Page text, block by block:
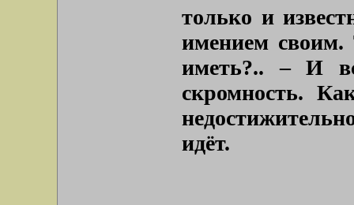
только и
имением
иметь?.. – И
скромность.
идёт.